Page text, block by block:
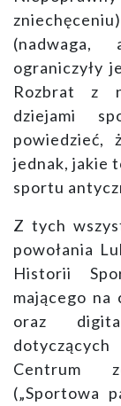
ograniczyły
Rozbrat z
dziejami
powiedzieć,
jednak, jakie
sportu
Z tych
powołania
Historii
mającego na
oraz
Centrum
(„Sportowa